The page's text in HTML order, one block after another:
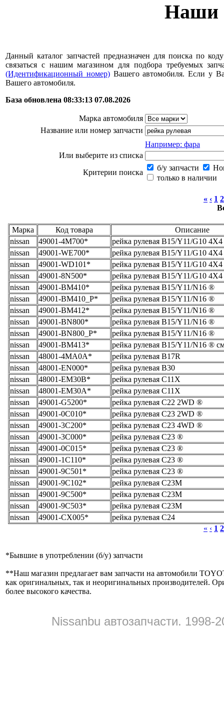
Наши
Данный каталог запчастей предназначен для поиска по
связаться с нашим магазином для подбора требуемых
(Идентификационный номер)Вашего автомобиля. Если у
Вашего автомобиля.
База обновлена 08:33:13 07.08.2026
Марка автомобиля
Название или номер запчасти
Например: фара
Или выберите из списка
Критерии поиска
б/у запчасти
только в наличии
« ‹ 1 2
Марка Код товара
Описание
nissan
49001-4M700*
рейка рулевая B15/Y11/G10 4X4
nissan
49001-WE700*
рейка рулевая B15/Y11/G10 4X4
nissan
49001-WD101*
рейка рулевая B15/Y11/G10 4X4
nissan
49001-8N500*
рейка рулевая B15/Y11/G10 4X4
nissan
49001-BM410*
рейка рулевая B15/Y11/N16 ®
nissan
49001-BM410_Р*
рейка рулевая B15/Y11/N16 ®
nissan
49001-BM412*
рейка рулевая B15/Y11/N16 ®
nissan
49001-BN800*
рейка рулевая B15/Y11/N16 ®
nissan
49001-BN800_Р*
рейка рулевая B15/Y11/N16 ®
nissan
49001-BM413*
рейка рулевая B15/Y11/N16 ®
nissan
48001-4MA0A*
рейка рулевая B17R
nissan
48001-EN000*
рейка рулевая B30
nissan
48001-EM30B*
рейка рулевая C11X
nissan
48001-EM30A*
рейка рулевая C11X
nissan
49001-G5200*
рейка рулевая C22 2WD ®
nissan
49001-0C010*
рейка рулевая C23 2WD ®
nissan
49001-3C200*
рейка рулевая C23 4WD ®
nissan
49001-3C000*
рейка рулевая C23 ®
nissan
49001-0C015*
рейка рулевая C23 ®
nissan
49001-1C110*
рейка рулевая C23 ®
nissan
49001-9C501*
рейка рулевая C23 ®
nissan
49001-9C102*
рейка рулевая C23M
nissan
49001-9C500*
рейка рулевая C23M
nissan
49001-9C503*
рейка рулевая C23M
nissan
49001-CX005*
рейка рулевая C24
« ‹ 1 2
*Бывшие в употреблении (б/y) запчасти
**Наш магазин предлагает вам запчасти на автомобили
как оригинальных, так и неоригинальных производителей.
более высокого качества.
Nissanbu автозапчасти. 1998-